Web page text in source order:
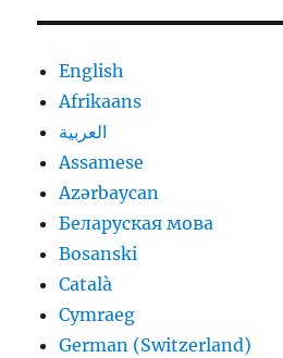
English
Afrikaans
العربية
Assamese
Azərbaycan
Беларуская мова
Bosanski
Català
Cymraeg
German (Switzerland)